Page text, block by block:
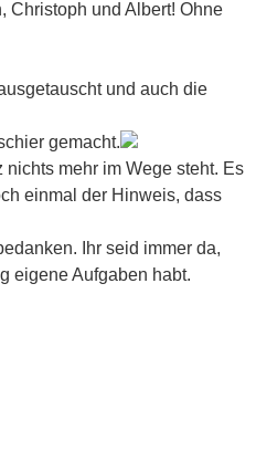
Christoph und Albert! Ohne
und auch die
gemacht.
mehr im Wege steht. Es
einmal der Hinweis, dass
Ihr seid immer da,
eigene Aufgaben habt.